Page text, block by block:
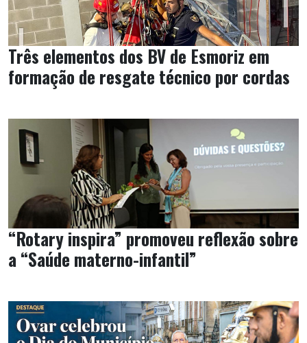
Três elementos dos BV de Esmoriz em
formação de resgate técnico por cordas
“Rotary inspira” promoveu reflexão sobre
a “Saúde materno-infantil”